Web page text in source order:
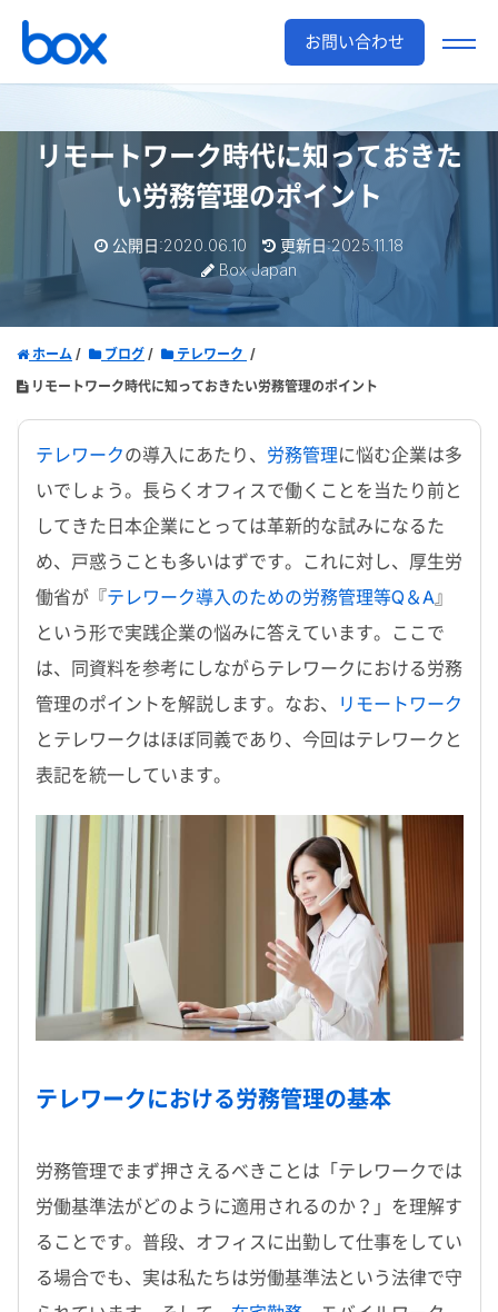
お問い合わせ
リモートワーク時代に知っておきた
い労務管理のポイント
公開日:2020.06.10
更新日:2025.11.18
Box Japan
ホーム ブログ
テレワーク
リモートワーク時代に知っておきたい労務管理のポイント
テレワークの導入にあたり、 労務管理に悩む企業は多
いでしょう。長らくオフィスで働くことを当たり前と
してきた日本企業にとっては革新的な試みになるた
め、戸惑うことも多いはずです。これに対し、厚生労
働省が『テレワーク導入のための労務管理等Q＆A』
という形で実践企業の悩みに答えています。ここで
は、同資料を参考にしながらテレワークにおける労務
管理のポイントを解説します。なお、
リモートワーク
とテレワークはほぼ同義であり、今回はテレワークと
表記を統一しています。
テレワークにおける労務管理の基本
労務管理でまず押さえるべきことは「テレワークでは
労働基準法がどのように適用されるのか？」を理解す
ることです。普段、オフィスに出勤して仕事をしてい
る場合でも、実は私たちは労働基準法という法律で守